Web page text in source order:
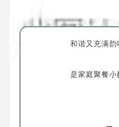
和谐又充满韵
是家庭聚餐